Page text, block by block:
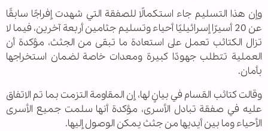
وإن هذا التسليم جاء استكمالًا للصفقة التي شهدت إفراجًا سابقًا
عن 20 أسيرًا إسرائيليًا أحياء وتسليم جثامين أربعة آخرين، فيما لا
تزال الكتائب تعمل على استعادة ما تبقى من الجثث، مؤكدة أن
العملية تتطلب جهودًا كبيرة ومعدات خاصة لضمان استخراجها
بأمان.
وقالت كتائب القسام في بيانٍ لها، إن المقاومة التزمت بما تم الاتفاق
عليه في صفقة تبادل الأسرى، مؤكدة أنها سلمت جميع الأسرى
الأحياء وما بين أيديها من جثث يمكن الوصول إليها.